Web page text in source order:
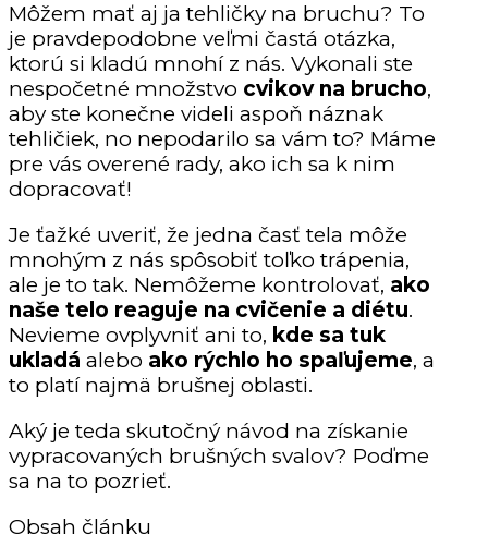
Môžem mať aj ja tehličky na bruchu? To
je pravdepodobne veľmi častá otázka,
ktorú si kladú mnohí z nás. Vykonali ste
nespočetné množstvo cvikov na brucho,
aby ste konečne videli aspoň náznak
tehličiek, no nepodarilo sa vám to? Máme
pre vás overené rady, ako ich sa k nim
dopracovať!
Je ťažké uveriť, že jedna časť tela môže
mnohým z nás spôsobiť toľko trápenia,
ale je to tak. Nemôžeme kontrolovať, ako
naše telo reaguje na cvičenie a diétu.
Nevieme ovplyvniť ani to, kde sa tuk
ukladá alebo ako rýchlo ho spaľujeme, a
to platí najmä brušnej oblasti.
Aký je teda skutočný návod na získanie
vypracovaných brušných svalov? Poďme
sa na to pozrieť.
Obsah článku